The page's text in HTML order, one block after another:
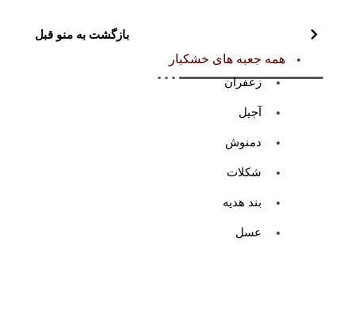
بازگشت به منو قبل
همه جعبه های خشکبار
زعفران
آجیل
دمنوش
شکلات
بند هدیه
عسل